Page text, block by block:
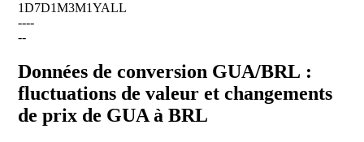
1D7D1M3M1YALL
----
--
Données de conversion GUA/BRL :
fluctuations de valeur et changements
de prix de GUA à BRL